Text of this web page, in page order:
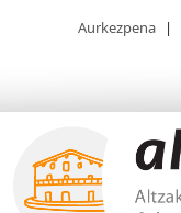
Aurkezpena |